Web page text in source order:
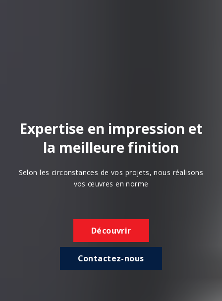
Expertise en impression et
la meilleure finition
Selon les circonstances de vos projets, nous réalisons
vos œuvres en norme
Découvrir
Contactez-nous